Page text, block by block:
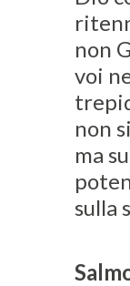
non
voi
non
ma
sulla